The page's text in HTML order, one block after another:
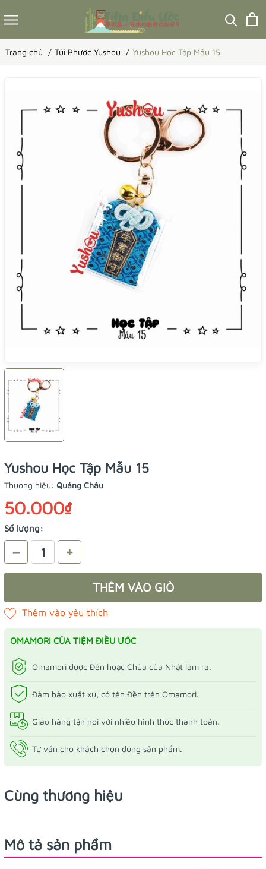
Trang chủ Túi Phước Yushou Yushou Học Tập Mẫu 15
Yushou Học Tập Mẫu 15
Thương hiệu: Quảng Châu
50.000₫
Số lượng:
– +
THÊM VÀO GIỎ
OMAMORI CỦA TIỆM ĐIỀU ƯỚC
Omamori được Đền hoặc Chùa của Nhật làm ra.
Đảm bảo xuất xứ, có tên Đền trên Omamori.
Giao hàng tận nơi với nhiều hình thức thanh toán.
Tư vấn cho khách chọn đúng sản phẩm.
Cùng thương hiệu
Mô tả sản phẩm